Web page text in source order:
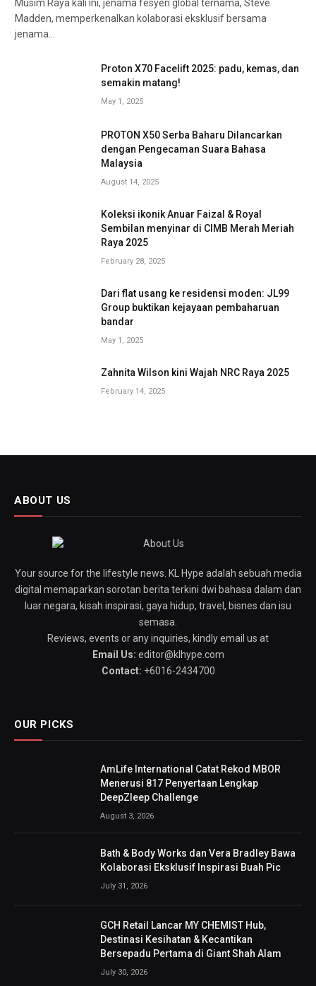
Musim Raya kali ini, jenama fesyen global ternama, Steve
Madden, memperkenalkan kolaborasi eksklusif bersama
jenama…
Proton X70 Facelift 2025: padu, kemas, dan
semakin matang!
May 1, 2025
PROTON X50 Serba Baharu Dilancarkan
dengan Pengecaman Suara Bahasa
Malaysia
August 14, 2025
Koleksi ikonik Anuar Faizal & Royal
Sembilan menyinar di CIMB Merah Meriah
Raya 2025
February 28, 2025
Dari flat usang ke residensi moden: JL99
Group buktikan kejayaan pembaharuan
bandar
May 1, 2025
Zahnita Wilson kini Wajah NRC Raya 2025
February 14, 2025
ABOUT US
Your source for the lifestyle news. KL Hype adalah sebuah media
digital memaparkan sorotan berita terkini dwi bahasa dalam dan
luar negara, kisah inspirasi, gaya hidup, travel, bisnes dan isu
semasa.
Reviews, events or any inquiries, kindly email us at
Email Us: editor@klhype.com
Contact: +6016-2434700
OUR PICKS
AmLife International Catat Rekod MBOR
Menerusi 817 Penyertaan Lengkap
DeepZleep Challenge
August 3, 2026
Bath & Body Works dan Vera Bradley Bawa
Kolaborasi Eksklusif Inspirasi Buah Pic
July 31, 2026
GCH Retail Lancar MY CHEMIST Hub,
Destinasi Kesihatan & Kecantikan
Bersepadu Pertama di Giant Shah Alam
July 30, 2026